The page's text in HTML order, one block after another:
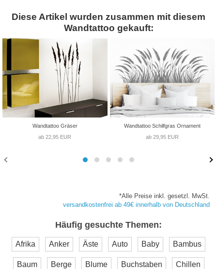
Diese Artikel wurden zusammen mit diesem
Wandtattoo gekauft:
Wandtattoo Gräser
ab 22,95 EUR
Wandtattoo Schilfgras Ornament
ab 29,95 EUR
*Alle Preise inkl. gesetzl. MwSt.
versandkostenfrei ab 49€ innerhalb von Deutschland
Häufig gesuchte Themen:
Afrika Anker Äste Auto Baby Bambus
Baum Berge Blume Buchstaben Chillen